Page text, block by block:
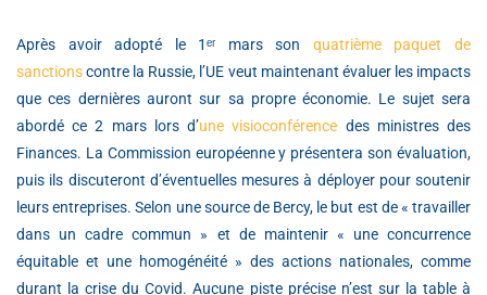
Après avoir adopté le 1ᵉʳ mars son quatrième paquet de
sanctionscontre la Russie, l’UE veut maintenant évaluer les impacts
que ces dernières auront sur sa propre économie. Le sujet sera
abordé ce 2 mars lors d’une visioconférence des ministres des
Finances. La Commission européenne y présentera son évaluation,
puis ils discuteront d’éventuelles mesures à déployer pour soutenir
leurs entreprises. Selon une source de Bercy, le but est de « travailler
dans un cadre commun » et de maintenir « une concurrence
équitable et une homogénéité » des actions nationales, comme
durant la crise du Covid. Aucune piste précise n’est sur la table à